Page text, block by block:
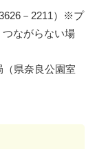
－2211）※プ
ながらない場
（県奈良公園室